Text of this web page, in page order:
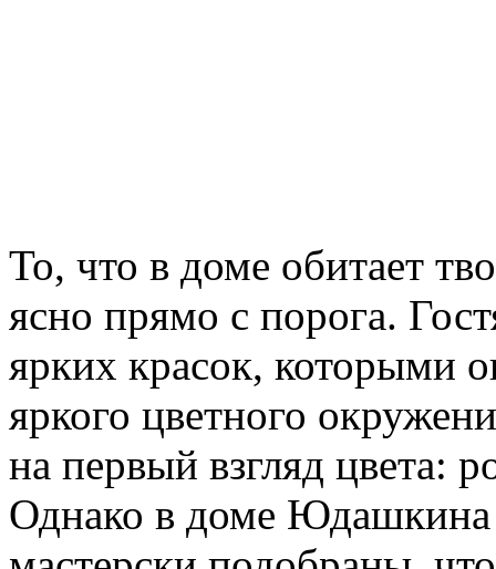
То, что в доме обитает
ясно прямо с порога.
ярких красок, которыми
яркого цветного
на первый взгляд цвета:
Однако в доме Юдашкина